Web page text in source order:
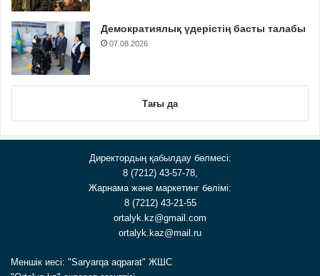
Демократиялық үдерістің басты талабы
07.08.2026
Тағы да
Директордың қабылдау бөлмесі:
8 (7212) 43-57-78,
Жарнама және маркетинг бөлімі:
8 (7212) 43-21-55
ortalyk.kz@gmail.com
ortalyk.kaz@mail.ru
Меншік иесі: "Saryarqa aqparat" ЖШС